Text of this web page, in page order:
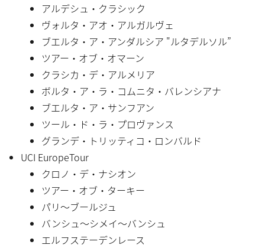
アルデシュ・クラシック
ヴォルタ・アオ・アルガルヴェ
ブエルタ・ア・アンダルシア "ルタデルソル”
ツアー・オブ・オマーン
クラシカ・デ・アルメリア
ボルタ・ア・ラ・コムニタ・バレンシアナ
ブエルタ・ア・サンフアン
ツール・ド・ラ・プロヴァンス
グランデ・トリッティコ・ロンバルド
UCI EuropeTour
クロノ・デ・ナシオン
ツアー・オブ・ターキー
パリ〜ブールジュ
バンシュ〜シメイ〜バンシュ
エルフステーデンレース